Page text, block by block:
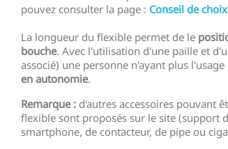
pouvez consulter la page : Conseil de
La longueur du flexible permet de le
bouche. Avec l'utilisation d'une paille et
associé) une personne n'ayant plus
en autonomie.
Remarque : d'autres accessoires pouvant
flexible sont proposés sur le site (support
smartphone, de contacteur, de pipe ou